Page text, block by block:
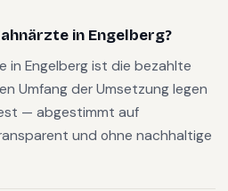
in Engelberg?
in Engelberg ist die bezahlte
Umfang der Umsetzung legen
— abgestimmt auf
und ohne nachhaltige